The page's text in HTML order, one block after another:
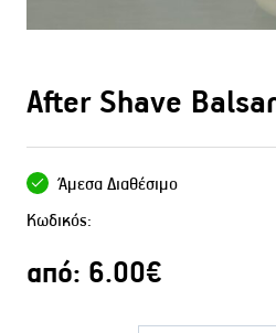
After Shave
Άμεσα Διαθέσιμο
Κωδικός:
από: 6.00€